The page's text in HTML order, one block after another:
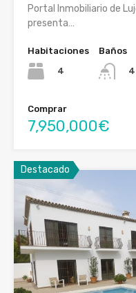
Portal Inmobiliario de
presenta…
Habitaciones
4
Baños
4
Comprar
7,950,000€
Destacado